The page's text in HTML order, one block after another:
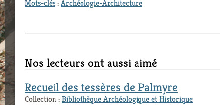
Mots-clés:Archéologie-Architecture
Nos lecteurs ont aussi aimé
Recueil des tessères de Palmyre
Collection :Bibliothèque Archéologique et Historique